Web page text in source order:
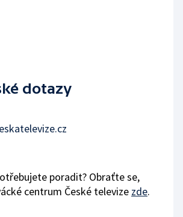
dotazy
poradit? Obraťte se,
centrum České televize zde.